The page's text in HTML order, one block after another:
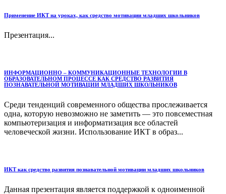
Применение ИКТ на уроках, как средство мотивации младших школьников
Презентация...
ИНФОРМАЦИОННО – КОММУНИКАЦИОННЫЕ ТЕХНОЛОГИИ В
ОБРАЗОВАТЕЛЬНОМ ПРОЦЕССЕ КАК СРЕДСТВО РАЗВИТИЯ
ПОЗНАВАТЕЛЬНОЙ МОТИВАЦИИ МЛАДШИХ ШКОЛЬНИКОВ
Среди тенденций современного общества прослеживается
одна, которую невозможно не заметить — это повсеместная
компьютеризация и информатизация все областей
человеческой жизни. Использование ИКТ в образ...
ИКТ как средство развития познавательной мотивации младших школьников
Данная презентация является поддержкой к одноименной